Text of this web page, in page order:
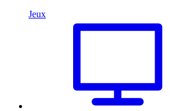
Jeux